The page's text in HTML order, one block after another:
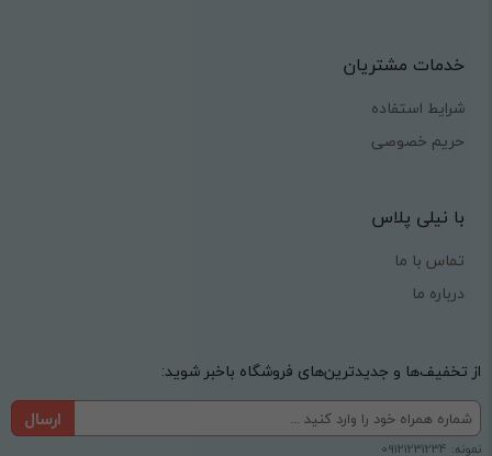
خدمات مشتریان
شرایط استفاده
حریم خصوصی
با نیلی پلاس
تماس با ما
درباره ما
از تخفیف‌ها و جدیدترین‌های فروشگاه باخبر شوید:
ارسال
نمونه: 09121231234